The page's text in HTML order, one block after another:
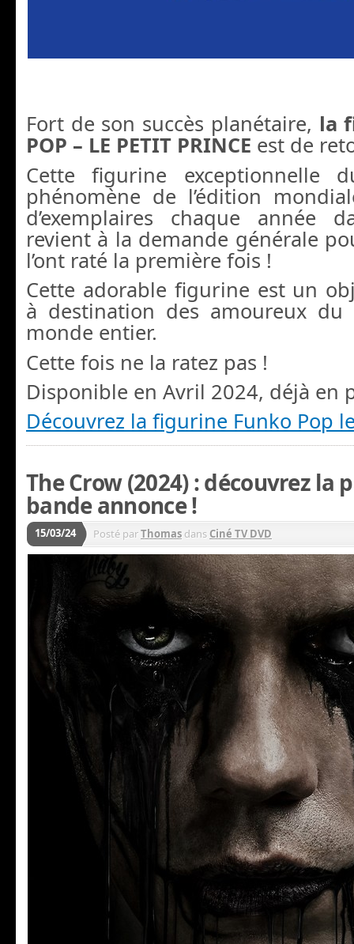
Fort de son succès planétaire, la
POP – LE PETIT PRINCE est de
Cette figurine exceptionnelle
phénomène de l’édition
d’exemplaires chaque année
revient à la demande générale
l’ont raté la première fois !
Cette adorable figurine est un
à destination des amoureux du
monde entier.
Cette fois ne la ratez pas !
Disponible en Avril 2024, déjà en
Découvrez la figurine Funko Pop
The Crow (2024) : découvrez la
bande annonce !
15/03/24 Posté parThomas dans Ciné TV DVD